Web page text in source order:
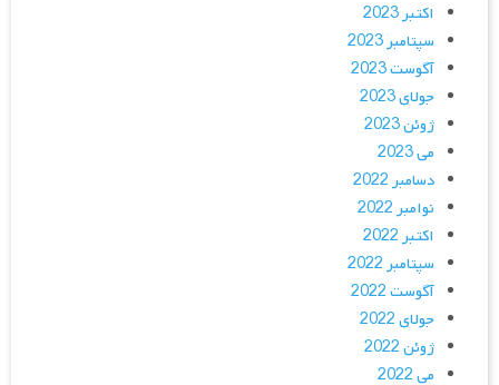
اکتبر 2023
سپتامبر 2023
آگوست 2023
جولای 2023
ژوئن 2023
می 2023
دسامبر 2022
نوامبر 2022
اکتبر 2022
سپتامبر 2022
آگوست 2022
جولای 2022
ژوئن 2022
می 2022